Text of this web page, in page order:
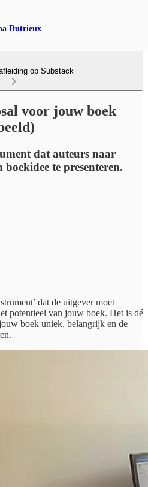
Dutrieux
op Substack
voor jouw boek
dat auteurs naar
te presenteren.
dat de uitgever moet
potentieel van jouw boek. Het is dé
boek uniek, belangrijk en de